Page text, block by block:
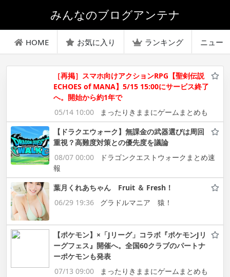
みんなのブログアンテナ
HOME お気に入り ランキング ニュー
［再掲］スマホ向けアクションRPG【聖剣伝説
ECHOES of MANA】5/15 15:00にサービス終了
へ。開始から約1年で
05/14 10:00
まったりきままにゲームまとめも
【ドラクエウォーク】無課金の武器選びは周回
重視？高難度対策との優先度を議論
08/07 00:00
ドラゴンクエストウォークまとめ速
報
葉月くれあちゃん Fruit ＆ Fresh！
06/29 19:36
グラドルマニア 猿！
【ポケモン】×「Jリーグ」コラボ『ポケモンJリ
ーグフェス』開催へ。全国60クラブのパートナ
ーポケモンも発表
07/13 09:00
まったりきままにゲームまとめも